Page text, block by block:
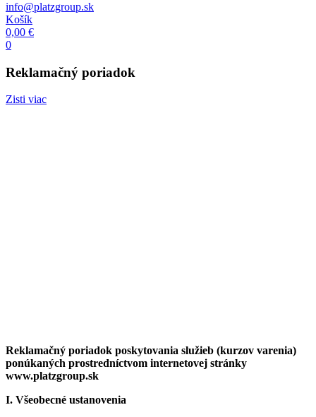
info@platzgroup.sk
Košík
0,00 €
0
Reklamačný poriadok
Zisti viac
Reklamačný poriadok poskytovania služieb (kurzov varenia)
ponúkaných prostredníctvom internetovej stránky
www.platzgroup.sk
I. Všeobecné ustanovenia